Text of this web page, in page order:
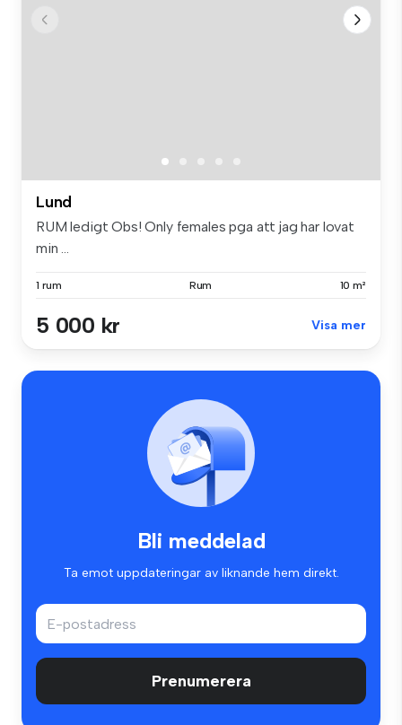
Lund
RUM ledigt Obs! Only females pga att jag har lovat
min ...
1 rum Rum 10 m²
5 000 kr Visa mer
Bli meddelad
Ta emot uppdateringar av liknande hem direkt.
Prenumerera